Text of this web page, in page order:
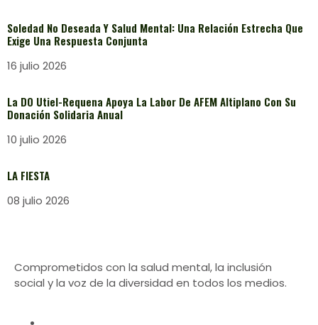
Soledad No Deseada Y Salud Mental: Una Relación Estrecha Que
Exige Una Respuesta Conjunta
16 julio 2026
La DO Utiel-Requena Apoya La Labor De AFEM Altiplano Con Su
Donación Solidaria Anual
10 julio 2026
LA FIESTA
08 julio 2026
Comprometidos con la salud mental, la inclusión
social y la voz de la diversidad en todos los medios.